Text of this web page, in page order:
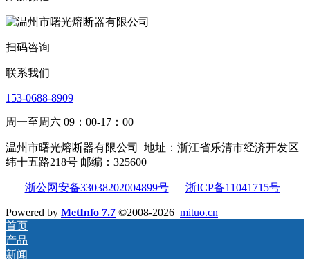
扫码咨询
联系我们
153-0688-8909
周一至周六 09：00-17：00
温州市曙光熔断器有限公司
地址：浙江省乐清市经济开发区
纬十五路218号 邮编：325600
浙公网安备33038202004899号 浙ICP备11041715号
Powered by MetInfo 7.7 ©2008-2026 mituo.cn
首页
产品
新闻